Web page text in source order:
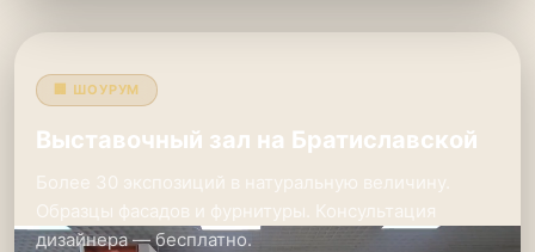
🏢 ШОУРУМ
Выставочный зал на Братиславской
Более 30 экспозиций в натуральную величину.
Образцы фасадов и фурнитуры. Консультация
дизайнера — бесплатно.